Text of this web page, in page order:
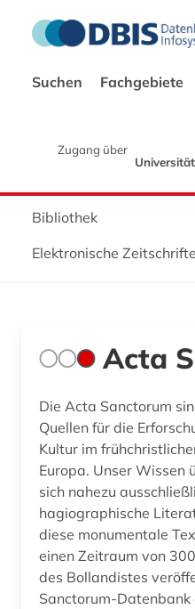
Suchen Fachgebiete
Zugang über
Bibliothek
Elektronische
Acta
Die Acta Sanctorum
Quellen für die
Kultur im
Europa. Unser Wissen
sich nahezu
hagiographische
diese monumentale
einen Zeitraum von
des Bollandistes
Sanctorum-